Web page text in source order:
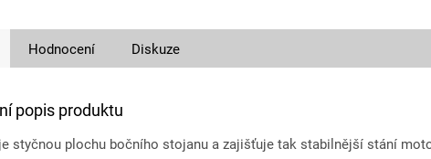
Hodnocení Diskuze
popis produktu
styčnou plochu bočního stojanu a zajišťuje tak stabilnější stání